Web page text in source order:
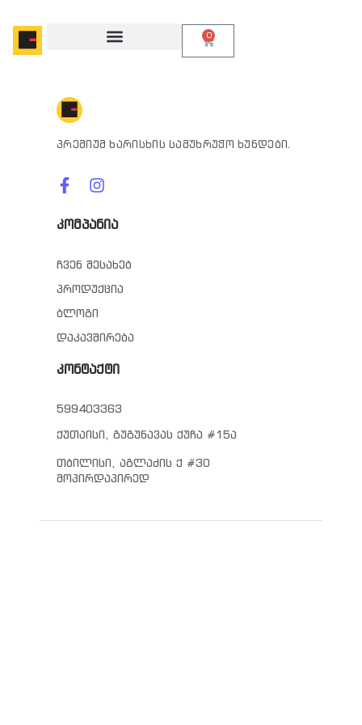
0
პრემიუმ ხარისხის სამუხრუჭო ხუნდები.
კომპანია
ჩვენ შესახებ
პროდუქცია
ბლოგი
დაკავშირება
კონტაქტი
599403363
ქუთაისი, გუგუნავას ქუჩა #15ა
თბილისი, აგლაძის ქ #30
მოპირდაპირედ